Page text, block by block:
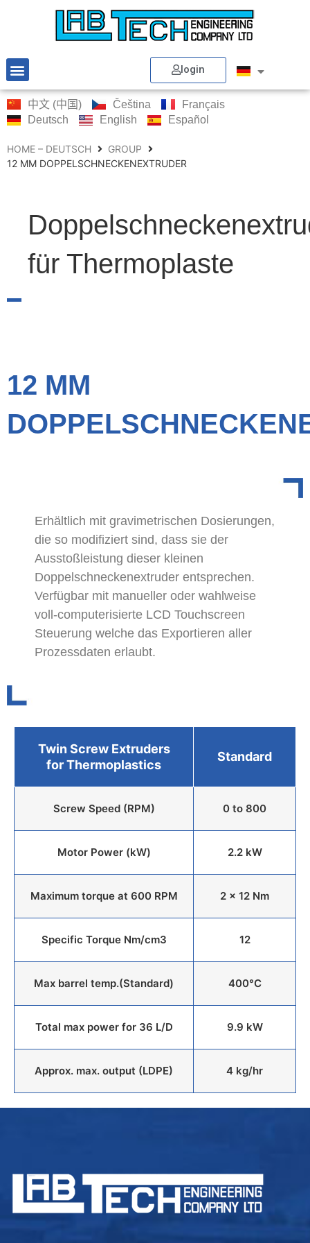
login
中文 (中国) Čeština
Français
Deutsch
English Español
HOME – DEUTSCH
GROUP
12 MM DOPPELSCHNECKENEXTRUDER
für Thermoplaste
12 MM
Erhältlich mit gravimetrischen Dosierungen,
die so modifiziert sind, dass sie der
Ausstoßleistung dieser kleinen
Doppelschneckenextruder entsprechen.
Verfügbar mit manueller oder wahlweise
voll-computerisierte LCD Touchscreen
Steuerung welche das Exportieren aller
Prozessdaten erlaubt.
Twin Screw Extruders
for Thermoplastics
Standard
Screw Speed (RPM) 0 to 800
Motor Power (kW) 2.2 kW
Maximum torque at 600 RPM 2 x 12 Nm
Specific Torque Nm/cm3 12
Max barrel temp.(Standard) 400°C
Total max power for 36 L/D 9.9 kW
Approx. max. output (LDPE) 4 kg/hr